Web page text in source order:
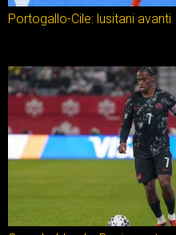
Portogallo-Cile: lusitani avanti